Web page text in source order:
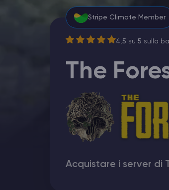
Manage game server
VPS Panel
Stripe Climate Member
4,5 su 5 sulla
The
Acquistare i server di